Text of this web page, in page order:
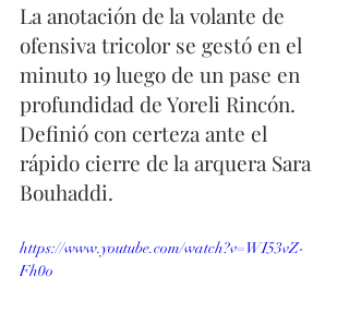
La anotación de la volante de
ofensiva tricolor se gestó en el
minuto 19 luego de un pase en
profundidad de Yoreli Rincón.
Definió con certeza ante el
rápido cierre de la arquera Sara
Bouhaddi.
https://www.youtube.com/watch?v=WI53vZ-
Fh0o